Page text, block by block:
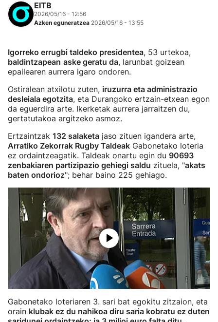
EITB
2026/05/16 - 12:56
Azken eguneratzea 2026/05/16 - 13:55
Igorreko errugbi taldeko presidentea, 53 urtekoa,
baldintzapean aske geratu da, larunbat goizean
epailearen aurrera igaro ondoren.
Ostiralean atxilotu zuten, iruzurra eta administrazio
desleiala egotzita, eta Durangoko ertzain-etxean egon
da eguerdira arte. Ikerketak aurrera jarraitzen du,
gertatutakoa argitzeko asmoz.
Ertzaintzak 132 salaketa jaso zituen igandera arte,
Arratiko Zekorrak Rugby Taldeak Gabonetako loteria
ez ordaintzeagatik. Taldeak onartu egin du 90693
zenbakiaren partizipazio gehiegi saldu zituela, "akats
baten ondorioz"; behar baino 225 gehiago.
Gabonetako loteriaren 3. sari bat egokitu zitzaion, eta
orain klubak ez du nahikoa diru saria kobratu ez duten